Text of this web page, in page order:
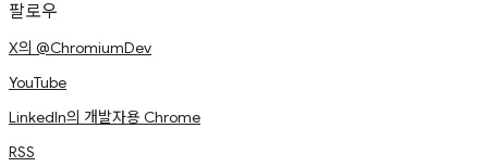
팔로우
X의 @ChromiumDev
YouTube
LinkedIn의 개발자용 Chrome
RSS